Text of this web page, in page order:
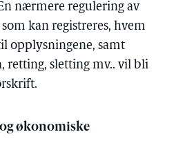
nærmere regulering av
kan registreres, hvem
opplysningene, samt
retting, sletting mv.. vil bli
økonomiske